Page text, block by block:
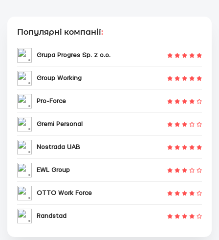
Популярні компанії:
Grupa Progres Sp. z o.o.
Group Working
Pro-Force
Gremi Personal
Nostrada UAB
EWL Group
OTTO Work Force
Randstad